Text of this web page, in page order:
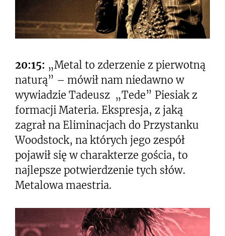
20:15: „Metal to zderzenie z pierwotną
naturą” – mówił nam niedawno w
wywiadzie Tadeusz „Tede” Piesiak z
formacji Materia. Ekspresja, z jaką
zagrał na Eliminacjach do Przystanku
Woodstock, na których jego zespół
pojawił się w charakterze gościa, to
najlepsze potwierdzenie tych słów.
Metalowa maestria.